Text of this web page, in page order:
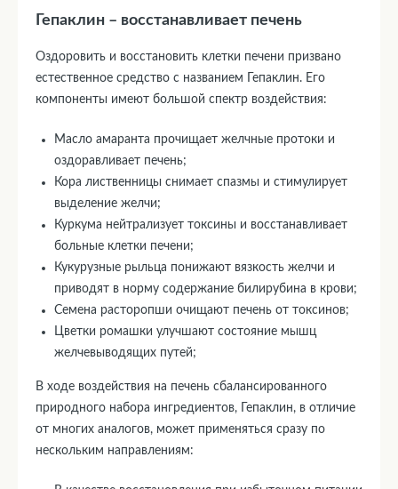
Гепаклин – восстанавливает печень
Оздоровить и восстановить клетки печени призвано
естественное средство с названием Гепаклин. Его
компоненты имеют большой спектр воздействия:
Масло амаранта прочищает желчные протоки и
оздоравливает печень;
Кора лиственницы снимает спазмы и стимулирует
выделение желчи;
Куркума нейтрализует токсины и восстанавливает
больные клетки печени;
Кукурузные рыльца понижают вязкость желчи и
приводят в норму содержание билирубина в крови;
Семена расторопши очищают печень от токсинов;
Цветки ромашки улучшают состояние мышц
желчевыводящих путей;
В ходе воздействия на печень сбалансированного
природного набора ингредиентов, Гепаклин, в отличие
от многих аналогов, может применяться сразу по
нескольким направлениям: